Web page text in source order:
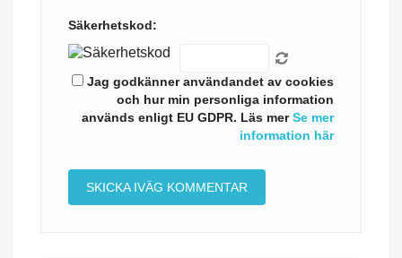
Säkerhetskod:
Jag godkänner användandet av cookies
och hur min personliga information
används enligt EU GDPR. Läs merSe mer
information här